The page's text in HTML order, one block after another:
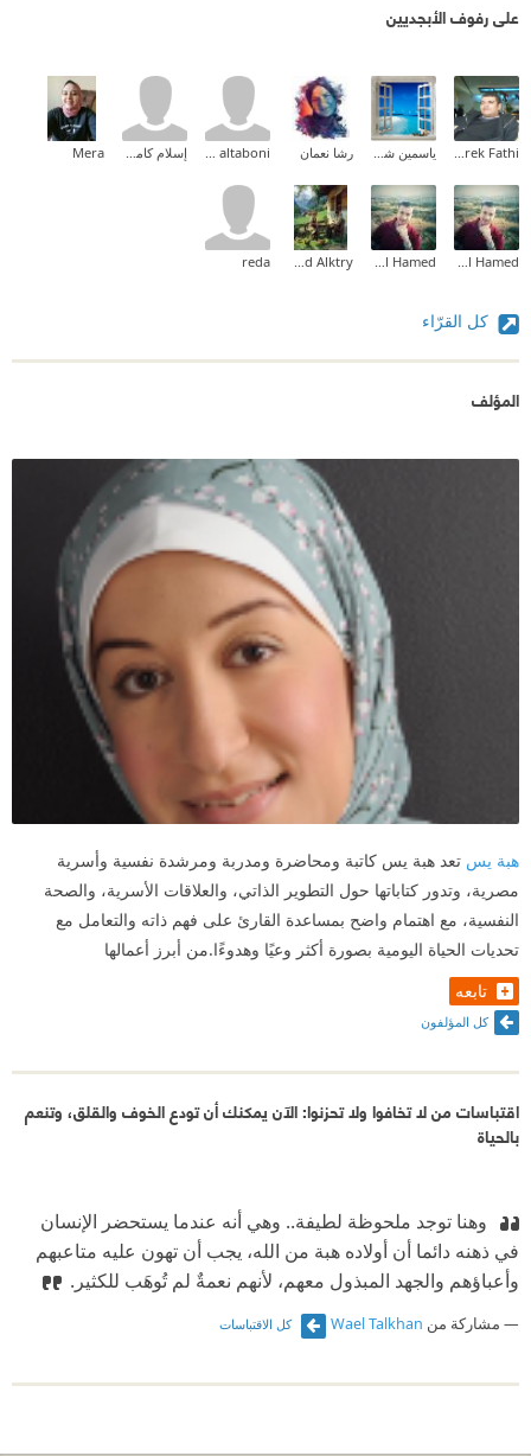
على رفوف الأبجديين
Tarek Fathi ياسمين شرف رشا نعمان oshy altaboni إسلام كامل Islam Kamel Mera
Nabel Hamed
Nabel Hamed
Ahmed Alktry
reda
كل القرّاء
المؤلف
هبة يس تعد هبة يس كاتبة ومحاضرة ومدربة ومرشدة نفسية وأسرية
مصرية، وتدور كتاباتها حول التطوير الذاتي، والعلاقات الأسرية، والصحة
النفسية، مع اهتمام واضح بمساعدة القارئ على فهم ذاته والتعامل مع
تحديات الحياة اليومية بصورة أكثر وعيًا وهدوءًا.من أبرز أعمالها
تابعه
كل المؤلفون
اقتباسات من لا تخافوا ولا تحزنوا: الآن يمكنك أن تودع الخوف والقلق، وتنعم
بالحياة
‫ وهنا توجد ملحوظة لطيفة.. وهي أنه عندما يستحضر الإنسان
في ذهنه دائما أن أولاده هبة من الله، يجب أن تهون عليه متاعبهم
وأعباؤهم والجهد المبذول معهم، لأنهم نعمةٌ لم تُوهَب للكثير.
مشاركة من Wael Talkhan كل الاقتباسات